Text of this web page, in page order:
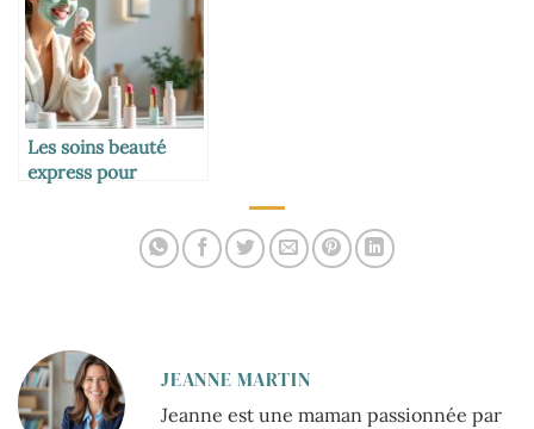
Les soins beauté
express pour
JEANNE MARTIN
Jeanne est une maman passionnée par